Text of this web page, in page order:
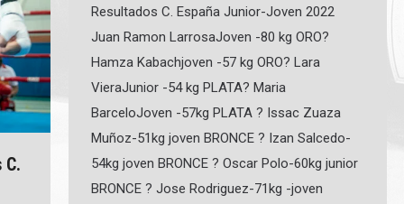
Resultados C. España Junior-Joven 2022
Juan Ramon LarrosaJoven -80 kg ORO?
Hamza Kabachjoven -57 kg ORO? Lara
VieraJunior -54 kg PLATA? Maria
BarceloJoven -57kg PLATA ? Issac Zuaza
Muñoz-51kg joven BRONCE ? Izan Salcedo-
54kg joven BRONCE ? Oscar Polo-60kg junior
BRONCE ? Jose Rodriguez-71kg -joven